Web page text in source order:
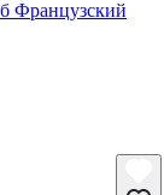
Французский